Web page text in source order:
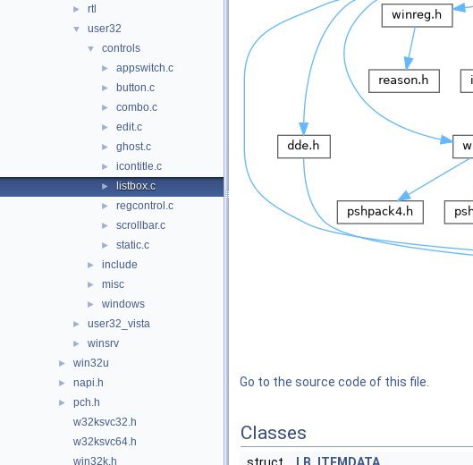
► rtl
▼ user32
▼ controls
► appswitch.c
► button.c
► combo.c
► edit.c
► ghost.c
► icontitle.c
► listbox.c
► regcontrol.c
► scrollbar.c
► static.c
► include
► misc
► windows
► user32_vista
► winsrv
► win32u
► napi.h
►
pch.h
w32ksvc32.h
w32ksvc64.h
win32k.h
Go to the source code of this file.
Classes